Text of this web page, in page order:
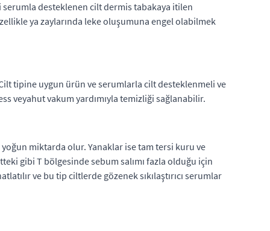
serumla desteklenen cilt dermis tabakaya itilen
ya zaylarında leke oluşumuna engel olabilmek
tipine uygun ürün ve serumlarla cilt desteklenmeli ve
veyahut vakum yardımıyla temizliği sağlanabilir.
miktarda olur. Yanaklar ise tam tersi kuru ve
gibi T bölgesinde sebum salımı fazla olduğu için
ve bu tip ciltlerde gözenek sıkılaştırıcı serumlar